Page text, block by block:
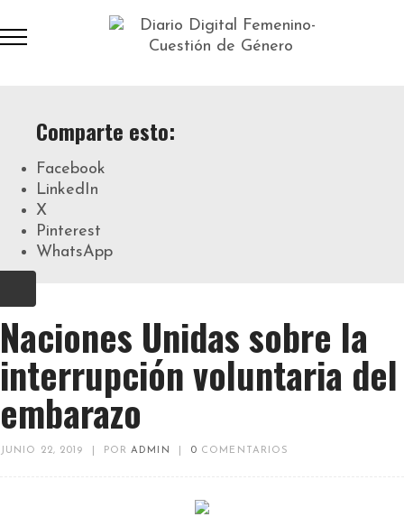
Comparte esto:
Facebook
LinkedIn
X
Pinterest
WhatsApp
Naciones Unidas sobre la
interrupción voluntaria del
embarazo
JUNIO 22, 2019 PORADMIN 0 COMENTARIOS